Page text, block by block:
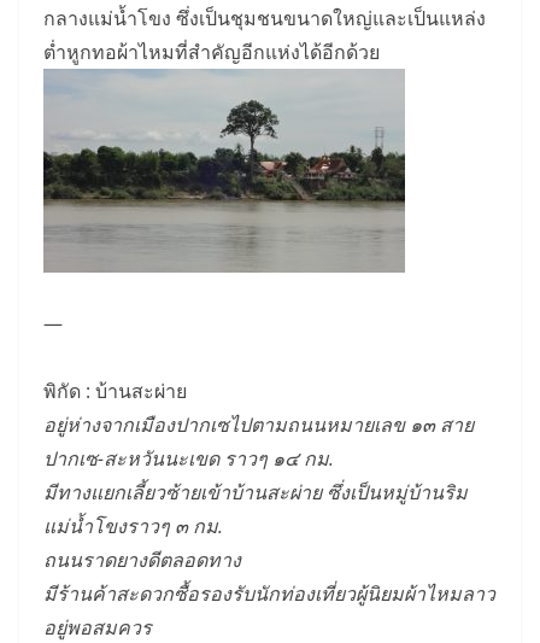
กลางแม่น้ำโขง ซึ่งเป็นชุมชนขนาดใหญ่และเป็นแหล่ง
ต่ำหูกทอผ้าไหมที่สำคัญอีกแห่งได้อีกด้วย
—
พิกัด : บ้านสะผ่าย
อยู่ห่างจากเมืองปากเซไปตามถนนหมายเลข ๑๓ สาย
ปากเซ-สะหวันนะเขด ราวๆ ๑๔ กม.
มีทางแยกเลี้ยวซ้ายเข้าบ้านสะผ่าย ซึ่งเป็นหมู่บ้านริม
แม่น้ำโขงราวๆ ๓ กม.
ถนนราดยางดีตลอดทาง
มีร้านค้าสะดวกซื้อรองรับนักท่องเที่ยวผู้นิยมผ้าไหมลาว
อยู่พอสมควร